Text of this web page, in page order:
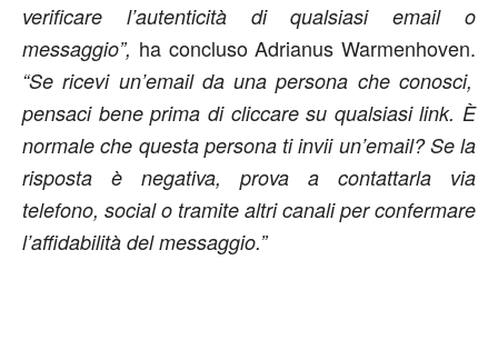
verificare l’autenticità di qualsiasi email o
messaggio”, ha concluso Adrianus Warmenhoven.
“Se ricevi un’email da una persona che conosci,
pensaci bene prima di cliccare su qualsiasi link. È
normale che questa persona ti invii un’email? Se la
risposta è negativa, prova a contattarla via
telefono, social o tramite altri canali per confermare
l’affidabilità del messaggio.”